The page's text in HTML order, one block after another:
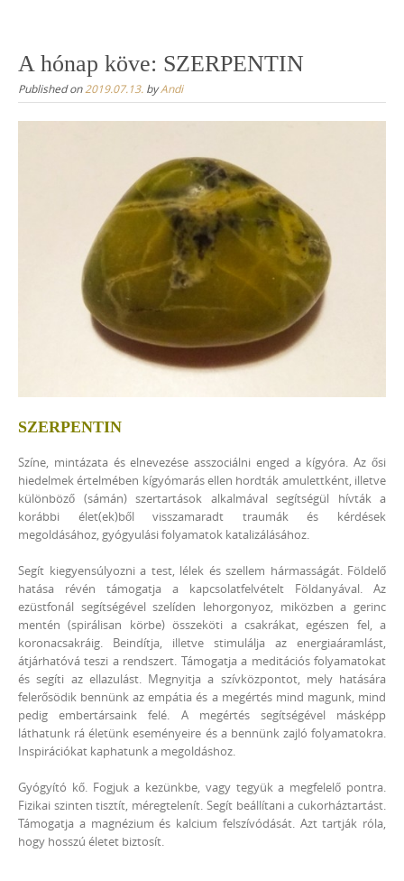
content
A hónap köve: SZERPENTIN
Published on2019.07.13. byAndi
SZERPENTIN
Színe, mintázata és elnevezése asszociálni enged a kígyóra. Az ősi
hiedelmek értelmében kígyómarás ellen hordták amulettként, illetve
különböző (sámán) szertartások alkalmával segítségül hívták a
korábbi élet(ek)ből visszamaradt traumák és kérdések
megoldásához, gyógyulási folyamatok katalizálásához.
Segít kiegyensúlyozni a test, lélek és szellem hármasságát. Földelő
hatása révén támogatja a kapcsolatfelvételt Földanyával. Az
ezüstfonál segítségével szelíden lehorgonyoz, miközben a gerinc
mentén (spirálisan körbe) összeköti a csakrákat, egészen fel, a
koronacsakráig. Beindítja, illetve stimulálja az energiaáramlást,
átjárhatóvá teszi a rendszert. Támogatja a meditációs folyamatokat
és segíti az ellazulást. Megnyitja a szívközpontot, mely hatására
felerősödik bennünk az empátia és a megértés mind magunk, mind
pedig embertársaink felé. A megértés segítségével másképp
láthatunk rá életünk eseményeire és a bennünk zajló folyamatokra.
Inspirációkat kaphatunk a megoldáshoz.
Gyógyító kő. Fogjuk a kezünkbe, vagy tegyük a megfelelő pontra.
Fizikai szinten tisztít, méregtelenít. Segít beállítani a cukorháztartást.
Támogatja a magnézium és kalcium felszívódását. Azt tartják róla,
hogy hosszú életet biztosít.